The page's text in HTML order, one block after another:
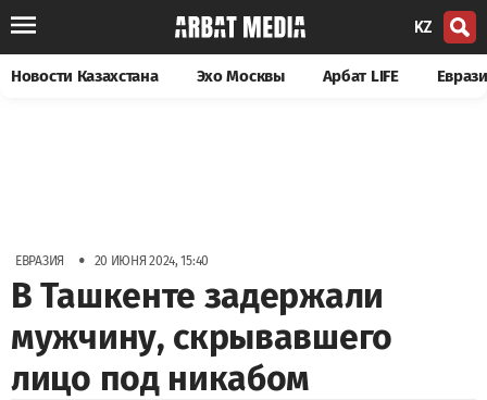
KZ
Новости Казахстана Эхо Москвы Арбат LIFE
ЕВРАЗИЯ • 20 ИЮНЯ 2024, 15:40
В Ташкенте задержали
мужчину, скрывавшего
лицо под никабом